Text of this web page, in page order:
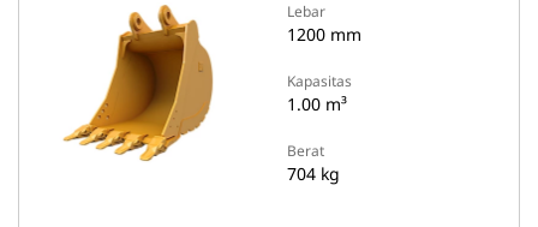
Lebar
1200 mm
Kapasitas
1.00 m³
Berat
704 kg